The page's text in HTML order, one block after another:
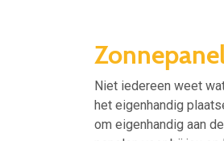
Niet iedereen weet
het eigenhandig
om eigenhandig aan